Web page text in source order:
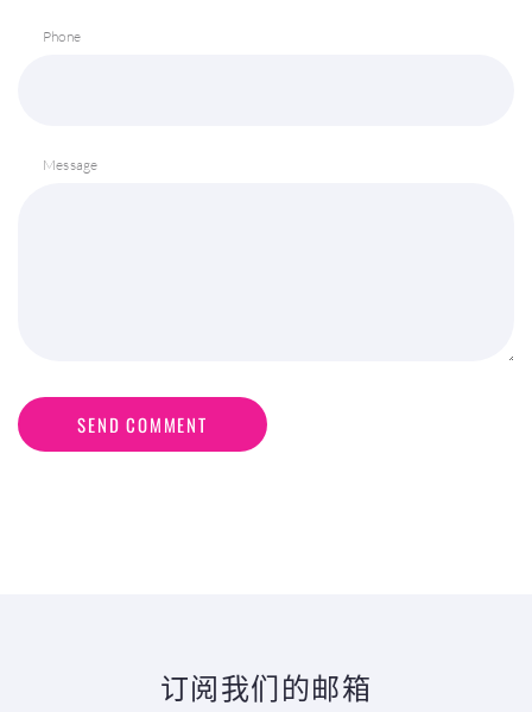
Phone
Message
SEND COMMENT
订阅我们的邮箱